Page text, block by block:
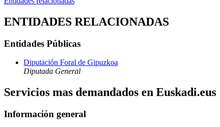
ENTIDADES RELACIONADAS
Entidades Públicas
Diputación Foral de Gipuzkoa
Diputada General
Servicios mas demandados en Euskadi.eus
Información general